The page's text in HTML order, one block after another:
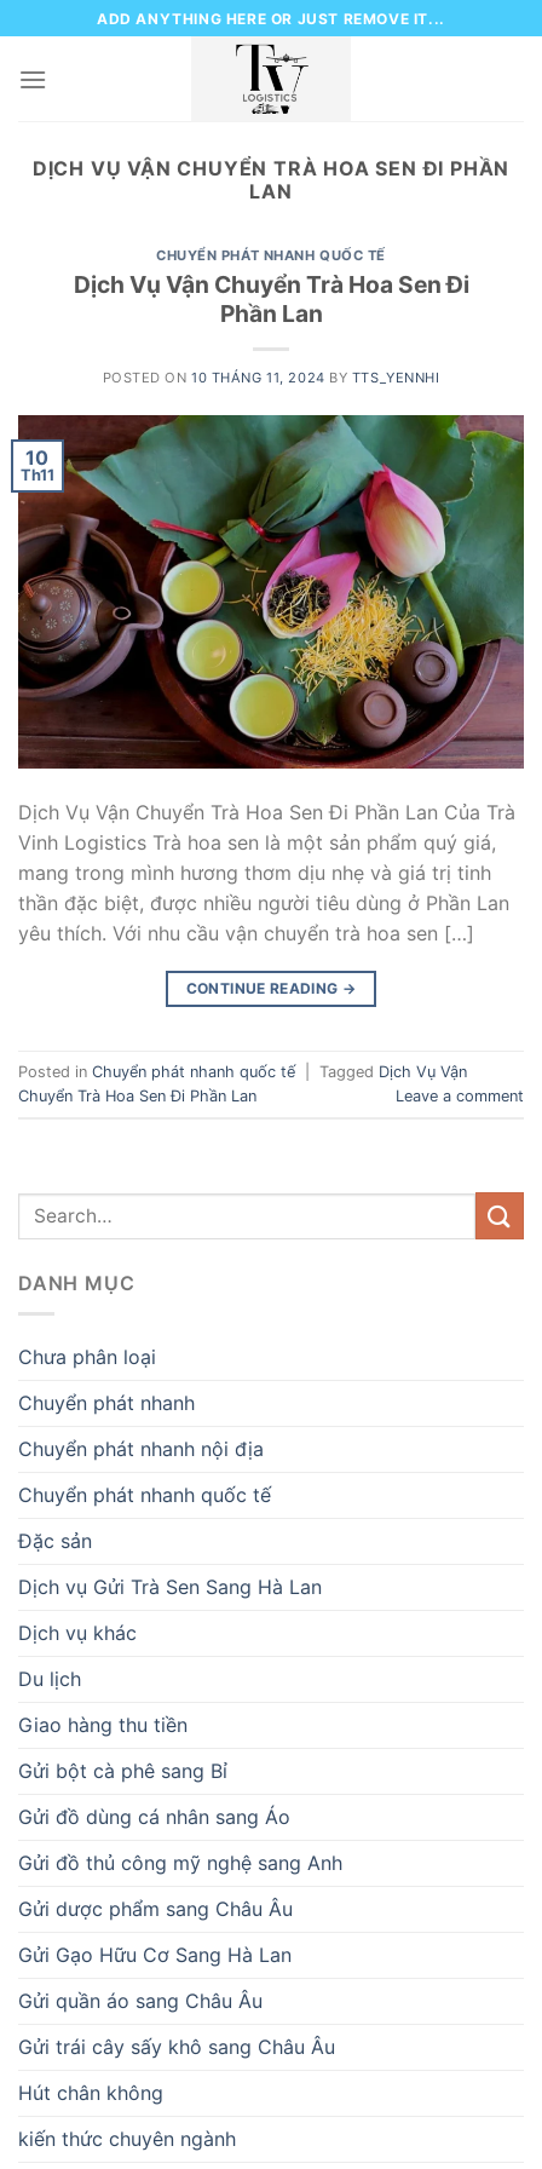
to
content
ADD ANYTHING HERE OR JUST REMOVE IT...
DỊCH VỤ VẬN CHUYỂN TRÀ HOA SEN ĐI PHẦN
LAN
CHUYỂN PHÁT NHANH QUỐC TẾ
Dịch Vụ Vận Chuyển Trà Hoa Sen Đi
Phần Lan
POSTED ON10 THÁNG 11, 2024 BY TTS_YENNHI
10
Th11
Dịch Vụ Vận Chuyển Trà Hoa Sen Đi Phần Lan Của Trà
Vinh Logistics Trà hoa sen là một sản phẩm quý giá,
mang trong mình hương thơm dịu nhẹ và giá trị tinh
thần đặc biệt, được nhiều người tiêu dùng ở Phần Lan
yêu thích. Với nhu cầu vận chuyển trà hoa sen […]
CONTINUE READING →
Posted in Chuyển phát nhanh quốc tế Tagged Dịch Vụ Vận
Chuyển Trà Hoa Sen Đi Phần Lan
Leave a comment
DANH MỤC
Chưa phân loại
Chuyển phát nhanh
Chuyển phát nhanh nội địa
Chuyển phát nhanh quốc tế
Đặc sản
Dịch vụ Gửi Trà Sen Sang Hà Lan
Dịch vụ khác
Du lịch
Giao hàng thu tiền
Gửi bột cà phê sang Bỉ
Gửi đồ dùng cá nhân sang Áo
Gửi đồ thủ công mỹ nghệ sang Anh
Gửi dược phẩm sang Châu Âu
Gửi Gạo Hữu Cơ Sang Hà Lan
Gửi quần áo sang Châu Âu
Gửi trái cây sấy khô sang Châu Âu
Hút chân không
kiến thức chuyên ngành